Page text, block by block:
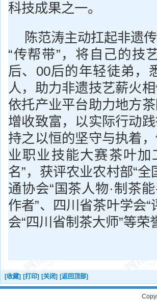
科技成果之一。
陈范涛主动扛起非遗
“传帮带”，将自己的技
后、00后的年轻徒弟，
人，助力非遗技艺薪火
依托产业平台助力地方
增收致富，以实际行动
持之以恒的坚守与执着
业职业技能大赛茶叶加
名”，获评农业农村部“
通协会“国茶人物·制茶
作者”、四川省茶叶学会
会“四川省制茶大师”等荣
[收藏] [打印] [关闭] [返回顶部]